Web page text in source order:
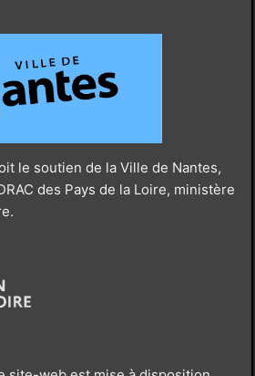
le soutien de la Ville de Nantes,
des Pays de la Loire, ministère